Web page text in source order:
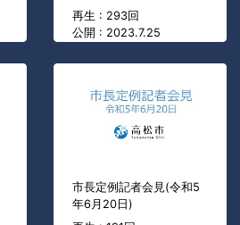
再生 : 293回
公開 : 2023.7.25
市長定例記者会見(令和5
年6月20日)